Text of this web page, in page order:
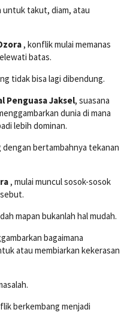
untuk takut, diam, atau
, konflik mulai memanas
batas.
tidak bisa lagi dibendung.
Penguasa Jaksel, suasana
dunia di mana
lebih dominan.
bertambahnya tekanan
, mulai muncul sosok-sosok
mapan bukanlah hal mudah.
bagaimana
atau membiarkan kekerasan
berkembang menjadi